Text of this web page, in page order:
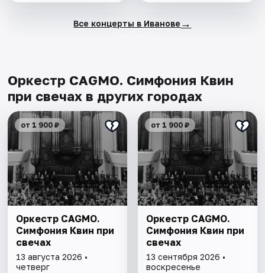
Все концерты в Иванове →
Оркестр CAGMO. Симфония Квин
при свечах в других городах
от 1 900 ₽
Оркестр CAGMO.
Симфония Квин при
свечах
13 августа 2026 •
четверг
от 1 900 ₽
Оркестр CAGMO.
Симфония Квин при
свечах
13 сентября 2026 •
воскресенье